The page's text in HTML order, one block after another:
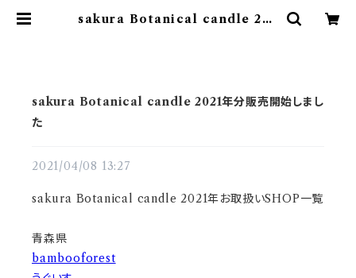
sakura Botanical candle 202
sakura Botanical candle 2021年分販売開始しまし
た
2021/04/08 13:27
sakura Botanical candle 2021年お取扱いSHOP一覧
青森県
bambooforest